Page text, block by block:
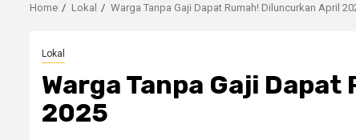
Home Lokal Warga Tanpa Gaji Dapat Rumah! Diluncurkan April
Lokal
Warga Tanpa Gaji
2025